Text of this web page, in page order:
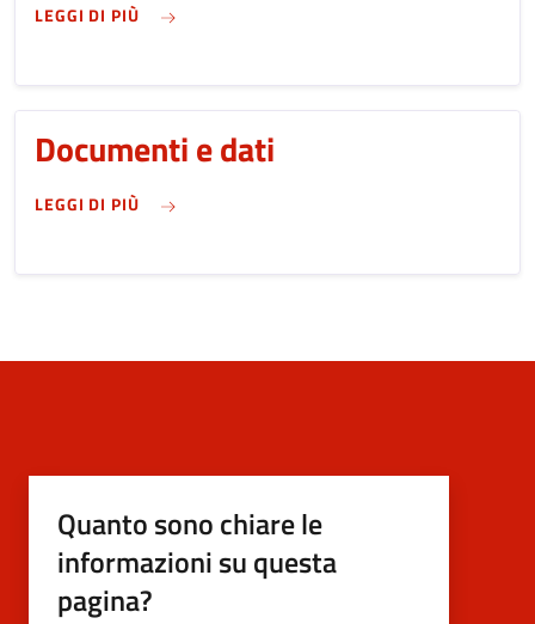
LEGGI DI PIÙSU PERSONALE AMMINISTRATIVO
Documenti e dati
LEGGI DI PIÙSU DOCUMENTI E DATI
Quanto sono chiare le
informazioni su questa
pagina?